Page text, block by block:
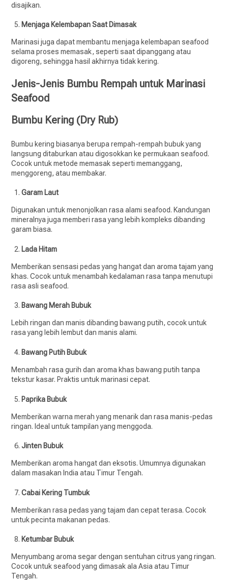
disajikan.
Menjaga Kelembapan Saat Dimasak
Marinasi juga dapat membantu menjaga kelembapan seafood
selama proses memasak, seperti saat dipanggang atau
digoreng, sehingga hasil akhirnya tidak kering.
Jenis-Jenis Bumbu Rempah untuk Marinasi
Seafood
Bumbu Kering (Dry Rub)
Bumbu kering biasanya berupa rempah-rempah bubuk yang
langsung ditaburkan atau digosokkan ke permukaan seafood.
Cocok untuk metode memasak seperti memanggang,
menggoreng, atau membakar.
Garam Laut
Digunakan untuk menonjolkan rasa alami seafood. Kandungan
mineralnya juga memberi rasa yang lebih kompleks dibanding
garam biasa.
Lada Hitam
Memberikan sensasi pedas yang hangat dan aroma tajam yang
khas. Cocok untuk menambah kedalaman rasa tanpa menutupi
rasa asli seafood.
Bawang Merah Bubuk
Lebih ringan dan manis dibanding bawang putih, cocok untuk
rasa yang lebih lembut dan manis alami.
Bawang Putih Bubuk
Menambah rasa gurih dan aroma khas bawang putih tanpa
tekstur kasar. Praktis untuk marinasi cepat.
Paprika Bubuk
Memberikan warna merah yang menarik dan rasa manis-pedas
ringan. Ideal untuk tampilan yang menggoda.
Jinten Bubuk
Memberikan aroma hangat dan eksotis. Umumnya digunakan
dalam masakan India atau Timur Tengah.
Cabai Kering Tumbuk
Memberikan rasa pedas yang tajam dan cepat terasa. Cocok
untuk pecinta makanan pedas.
Ketumbar Bubuk
Menyumbang aroma segar dengan sentuhan citrus yang ringan.
Cocok untuk seafood yang dimasak ala Asia atau Timur
Tengah.